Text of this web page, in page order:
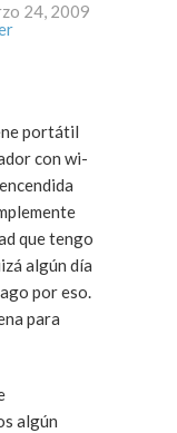
24, 2009
portátil
con wi-
que tengo
algún día
por eso.
para
algún